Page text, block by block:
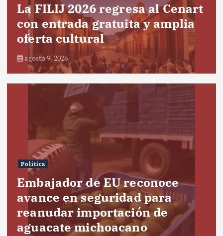
La FILIJ 2026 regresa al Cenart
con entrada gratuita y amplia
oferta cultural
agosto 9, 2026
Política
Embajador de EU reconoce
avance en seguridad para
reanudar importación de
aguacate michoacano